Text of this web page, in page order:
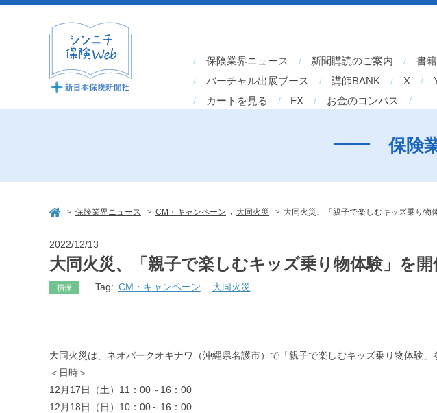
保険業界ニュース 新聞購読のご案内 書
バーチャル出展ブース
講師BANK X
カートを見る
FX お金のコンパス
保険
> 保険業界ニュース > CM・キャンペーン 大同火災 > 大同火災、「親子で楽しむキッズ乗り物
2022/12/13
大同火災、「親子で楽しむキッズ乗り物体験」を開
損保 Tag: CM・キャンペーン 大同火災
大同火災は、ネオパークオキナワ（沖縄県名護市）で「親子で楽しむキッズ乗り物体験
＜日時＞
12月17日（土）11：00～16：00
12月18日（日）10：00～16：00